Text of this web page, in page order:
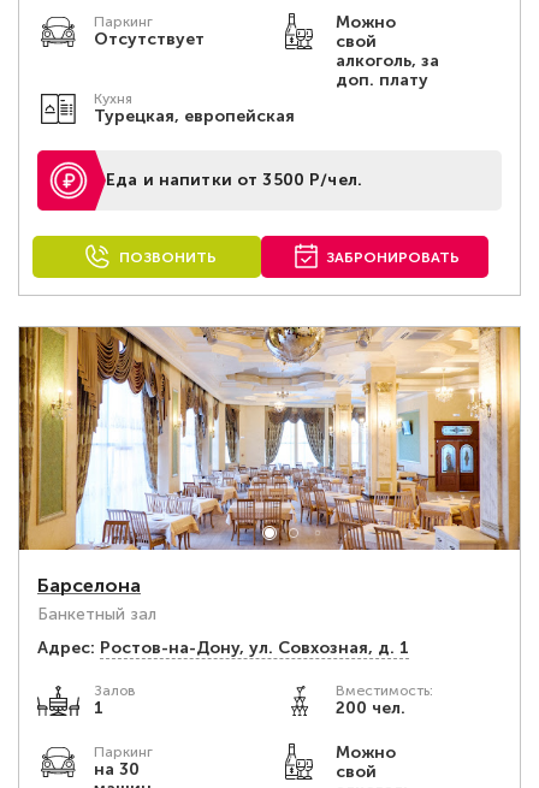
Паркинг
Отсутствует
Можно
свой
алкоголь, за
доп. плату
Кухня
Турецкая, европейская
Еда и напитки от 3500 Р/чел.
ПОЗВОНИТЬ ЗАБРОНИРОВАТЬ
Барселона
Банкетный зал
Адрес: Ростов-на-Дону, ул. Совхозная, д. 1
Залов
1
Вместимость:
200 чел.
Паркинг
на 30
Можно
свой